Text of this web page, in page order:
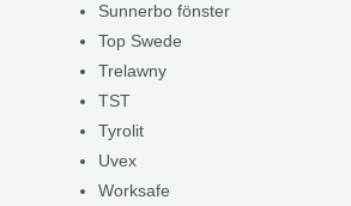
Sunnerbo fönster
Top Swede
Trelawny
TST
Tyrolit
Uvex
Worksafe